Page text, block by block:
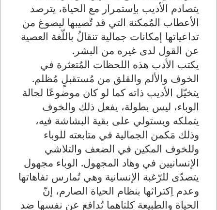
يتصادم الأديب باِستمرار مع الحياة، يترصد
الأعطاب المُمكنة التي قد تُصيبها ليصوغ من
تداعياتها إمكانات جمالية تنقالُ باللّغة العصية
عن القول لدى غيره من البشر.
يكتب الأدب هذه اللحظات المُتعثرة في
الخوف والألم والقلق من مُستقبلٍ مُظلم.
يتخيّل الأديب ذاته كما لو كان موضوعًا لحالة
الوباء، ليس بطولة، يفعل ذلك والخوف
يتملكه ويستولي على بقية البشاشة فيه،
وذلك مَكمن الجمالية في متابعته للوباء
وللخوف المكين في الضعف والتلاشي
الإنسانيين في وهاد المجهول. الوباء مجهول
يتصدّى للرّغبة الإنسانية وهي تُمارس تفاهاتها
وعدم اِكتراثها بنظام الحياة الصارم، إنّ
الحياة والطبيعة كلتاهما تُدافع عن نفسها ضد